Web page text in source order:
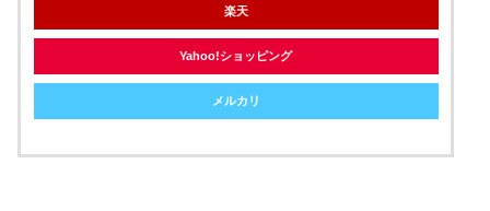
楽天
Yahoo!ショッピング
メルカリ